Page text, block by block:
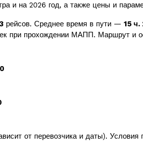
и на 2026 год, а также цены и
3 рейсов. Среднее время в пути — 15 ч.
при прохождении МАПП. Маршрут и
от перевозчика и даты).